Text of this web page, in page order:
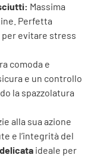
Massima
Perfetta
per evitare stress
comoda e
e un controllo
la spazzolatura
alla sua azione
e l’integrità del
ideale per